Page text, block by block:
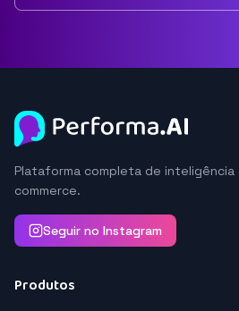
Plataforma completa de
commerce.
Seguir no Instagram
Produtos